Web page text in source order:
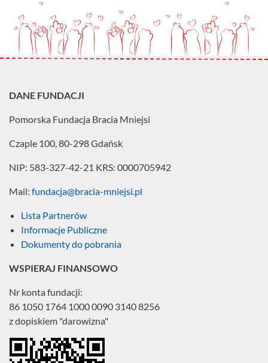
DANE FUNDACJI
Pomorska Fundacja Bracia Mniejsi
Czaple 100, 80-298 Gdańsk
NIP: 583-327-42-21 KRS: 0000705942
Mail: fundacja@bracia-mniejsi.pl
Lista Partnerów
Informacje Publiczne
Dokumenty do pobrania
WSPIERAJ FINANSOWO
Nr konta fundacji:
86 1050 1764 1000 0090 3140 8256
z dopiskiem "darowizna"